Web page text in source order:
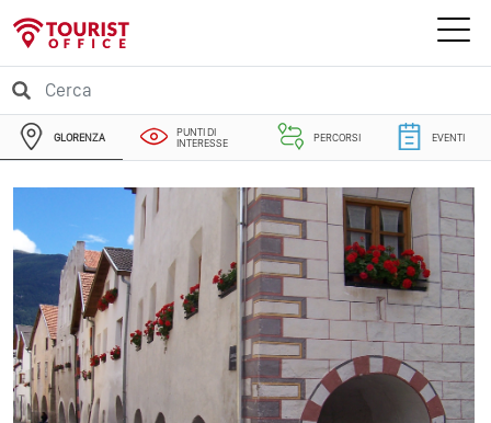
GLORENZA
PUNTI DI
INTERESSE
PERCORSI EVENTI